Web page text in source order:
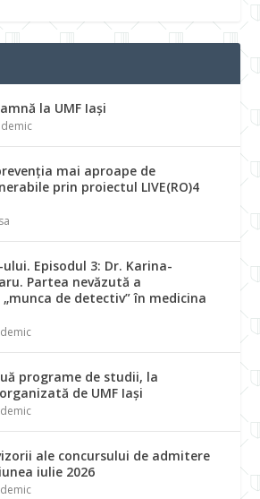
la UMF Iași
mai aproape de
prin proiectul LIVE(RO)4
ului. Episodul 3: Dr. Karina-
Partea nevăzută a
de detectiv” în medicina
programe de studii, la
de UMF Iași
ale concursului de admitere
iulie 2026